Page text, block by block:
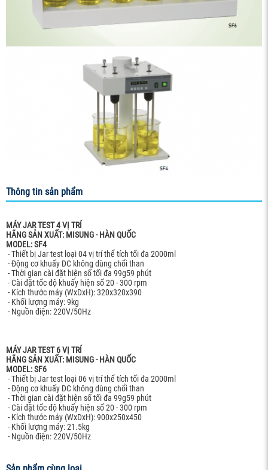
Thông tin sản phẩm
MÁY JAR TEST 4 VỊ TRÍ
HÃNG SẢN XUẤT: MISUNG - HÀN QUỐC
MODEL: SF4
- Thiết bị Jar test loại 04 vị trí thể tích tối đa 2000ml
- Động cơ khuấy DC không dùng chổi than
- Thời gian cài đặt hiện số tối đa 99g59 phút
- Cài đặt tốc độ khuấy hiện số 20 - 300 rpm
- Kích thước máy (WxDxH): 320x320x390
- Khối lượng máy: 9kg
- Nguồn điện: 220V/50Hz
MÁY JAR TEST 6 VỊ TRÍ
HÃNG SẢN XUẤT: MISUNG - HÀN QUỐC
MODEL: SF6
- Thiết bị Jar test loại 06 vị trí thể tích tối đa 2000ml
- Động cơ khuấy DC không dùng chổi than
- Thời gian cài đặt hiện số tối đa 99g59 phút
- Cài đặt tốc độ khuấy hiện số 20 - 300 rpm
- Kích thước máy (WxDxH): 900x250x450
- Khối lượng máy: 21.5kg
- Nguồn điện: 220V/50Hz